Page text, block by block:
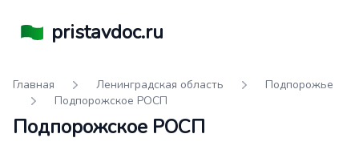
pristavdoc.ru
Главная Ленинградская область
Подпорожье
Подпорожское РОСП
Подпорожское РОСП